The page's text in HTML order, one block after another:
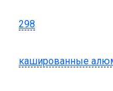
298
кашированные